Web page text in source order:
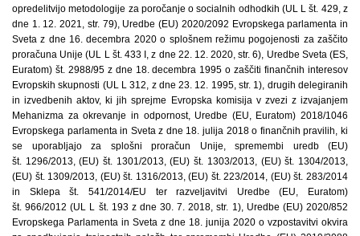
opredelitvijo metodologije za poročanje o socialnih odhodkih (UL L št. 429, z
dne 1. 12. 2021, str. 79), Uredbe (EU) 2020/2092 Evropskega parlamenta in
Sveta z dne 16. decembra 2020 o splošnem režimu pogojenosti za zaščito
proračuna Unije (UL L št. 433 I, z dne 22. 12. 2020, str. 6), Uredbe Sveta (ES,
Euratom) št. 2988/95 z dne 18. decembra 1995 o zaščiti finančnih interesov
Evropskih skupnosti (UL L 312, z dne 23. 12. 1995, str. 1), drugih delegiranih
in izvedbenih aktov, ki jih sprejme Evropska komisija v zvezi z izvajanjem
Mehanizma za okrevanje in odpornost, Uredbe (EU, Euratom) 2018/1046
Evropskega parlamenta in Sveta z dne 18. julija 2018 o finančnih pravilih, ki
se uporabljajo za splošni proračun Unije, spremembi uredb (EU)
št. 1296/2013, (EU) št. 1301/2013, (EU) št. 1303/2013, (EU) št. 1304/2013,
(EU) št. 1309/2013, (EU) št. 1316/2013, (EU) št. 223/2014, (EU) št. 283/2014
in Sklepa št. 541/2014/EU ter razveljavitvi Uredbe (EU, Euratom)
št. 966/2012 (UL L št. 193 z dne 30. 7. 2018, str. 1), Uredbe (EU) 2020/852
Evropskega Parlamenta in Sveta z dne 18. junija 2020 o vzpostavitvi okvira